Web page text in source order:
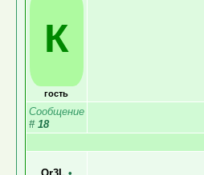
К
гость
Сообщение
# 18